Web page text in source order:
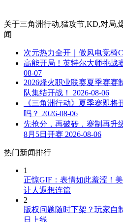
关于三角洲行动,猛攻节,KD,对局,
闻
次元热力全开｜傲风电竞椅
高能开局！英特尔大师挑战
08-07
2026烽火职业联赛夏季赛赛
队集结开战！
2026-08-06
《三角洲行动》夏季赛即
吗？ 2026-08-06
先抢分，再破砖，赛制再升
8月5日开赛 2026-08-06
热门新闻排行
1
正惊GIF：表情如此羞涩！
让人遐想连篇
2
版权问题随时下架？玩家自
日上线